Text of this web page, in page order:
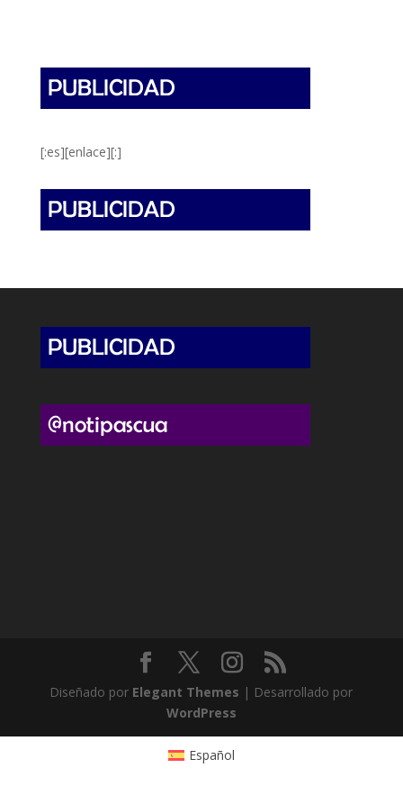
[:es][enlace][:]
Diseñado por Elegant Themes | Desarrollado por
WordPress
Español